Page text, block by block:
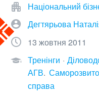
Національний
Дегтярьова
13 жовтня 2011
Тренінги
АГВ
справа